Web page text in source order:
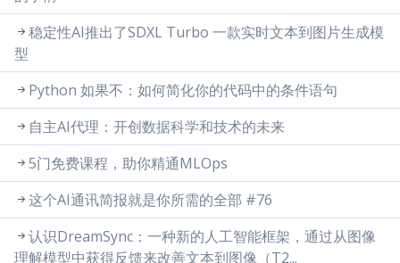
稳定性AI推出了SDXL Turbo 一款实时文本到图片生成模
型
Python 如果不：如何简化你的代码中的条件语句
自主AI代理：开创数据科学和技术的未来
5门免费课程，助你精通MLOps
这个AI通讯简报就是你所需的全部 #76
认识DreamSync：一种新的人工智能框架，通过从图像
理解模型中获得反馈来改善文本到图像（T2...